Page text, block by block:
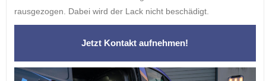
rausgezogen. Dabei wird der Lack nicht beschädigt.
Jetzt Kontakt aufnehmen!